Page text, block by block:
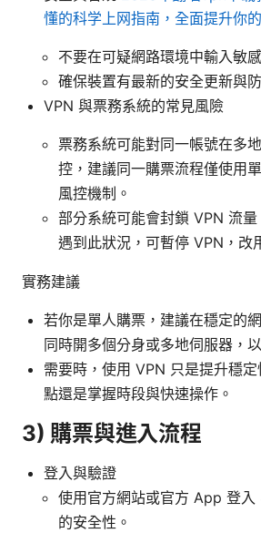
懂的科学上网指南，全面提升你
不要在可疑網路環境中輸入敏
確保裝置有最新的安全更新與
VPN 與票務系統的常見風險
票務系統可能對同一帳號在多
控，建議同一購票流程僅使用
風控機制。
部分系統可能會封鎖 VPN 流量
遇到此狀況，可暫停 VPN，改
實務建議
若你是單人購票，建議在穩定的
同時開多個分身或多地伺服器，
需要時，使用 VPN 只是提升穩
點還是掌握時段與快速操作。
3) 購票與進入流程
登入與驗證
使用官方網站或官方 App 登入
的安全性。